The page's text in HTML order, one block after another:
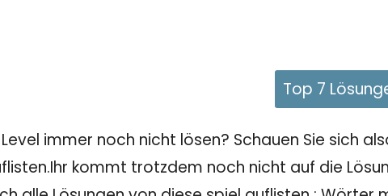
Top 7
immer noch nicht lösen? Schauen Sie sich
kommt trotzdem noch nicht auf die